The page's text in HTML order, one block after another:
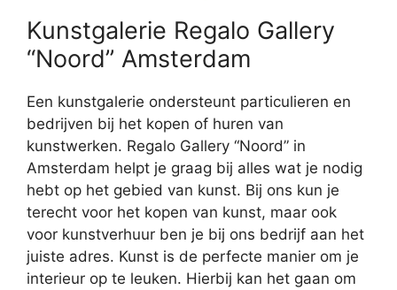
Kunstgalerie Regalo Gallery
“Noord” Amsterdam
Een kunstgalerie ondersteunt particulieren en
bedrijven bij het kopen of huren van
kunstwerken. Regalo Gallery “Noord” in
Amsterdam helpt je graag bij alles wat je nodig
hebt op het gebied van kunst. Bij ons kun je
terecht voor het kopen van kunst, maar ook
voor kunstverhuur ben je bij ons bedrijf aan het
juiste adres. Kunst is de perfecte manier om je
interieur op te leuken. Hierbij kan het gaan om